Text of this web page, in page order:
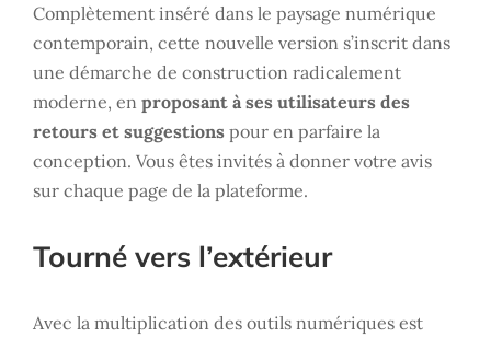
Complètement inséré dans le paysage numérique
contemporain, cette nouvelle version s’inscrit dans
une démarche de construction radicalement
moderne, en proposant à ses utilisateurs des
retours et suggestions pour en parfaire la
conception. Vous êtes invités à donner votre avis
sur chaque page de la plateforme.
Tourné vers l’extérieur
Avec la multiplication des outils numériques est